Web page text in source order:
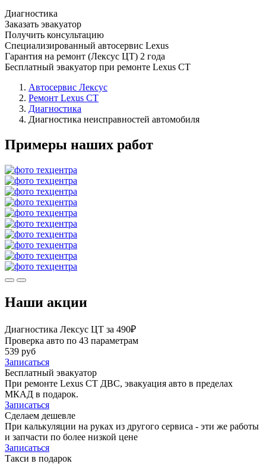
Диагностика
Заказать эвакуатор
Получить консультацию
Специализированный автосервис Lexus
Гарантия на ремонт (Лексус ЦТ) 2 года
Бесплатный эвакуатор при ремонте Lexus CT
Автосервис Лексус
Ремонт Lexus CT
Диагностика
Диагностика неисправностей автомобиля
Примеры наших работ
Наши акции
Диагностика Лексус ЦТ за 490₽
Проверка авто по 43 параметрам
539 руб
Записаться
Бесплатный эвакуатор
При ремонте Lexus CT ДВС, эвакуация авто в пределах
МКАД в подарок.
Записаться
Сделаем дешевле
При калькуляции на руках из другого сервиса - эти же работы
и запчасти по более низкой цене
Записаться
Такси в подарок